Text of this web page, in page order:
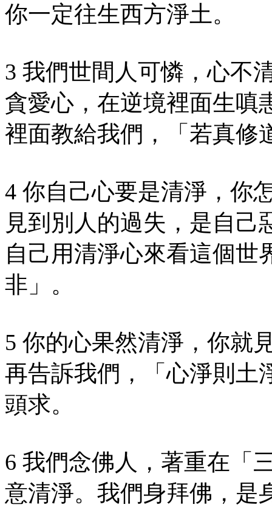
你一定往生西方淨土。
3 我們世間人可憐，心不
貪愛心，在逆境裡面生嗔
裡面教給我們，「若真修
4 你自己心要是清淨，你
見到別人的過失，是自
自己用清淨心來看這個世
非」。
5 你的心果然清淨，你就
再告訴我們，「心淨則土
頭求。
6 我們念佛人，著重在「
意清淨。我們身拜佛，是